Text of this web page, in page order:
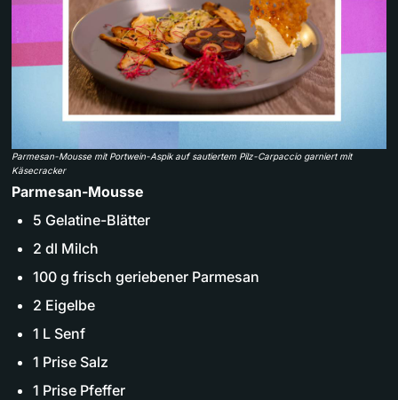
Parmesan-Mousse mit Portwein-Aspik auf sautiertem Pilz-Carpaccio garniert mit
Käsecracker
Parmesan-Mousse
5 Gelatine-Blätter
2 dl Milch
100 g frisch geriebener Parmesan
2 Eigelbe
1 L Senf
1 Prise Salz
1 Prise Pfeffer